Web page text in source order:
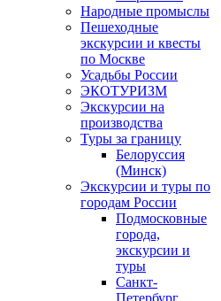
Народные промыслы
Пешеходные
экскурсии и квесты
по Москве
Усадьбы России
ЭКОТУРИЗМ
Экскурсии на
производства
Туры за границу
Белоруссия
(Минск)
Экскурсии и туры по
городам России
Подмосковные
города,
экскурсии и
туры
Санкт-
Петербург,